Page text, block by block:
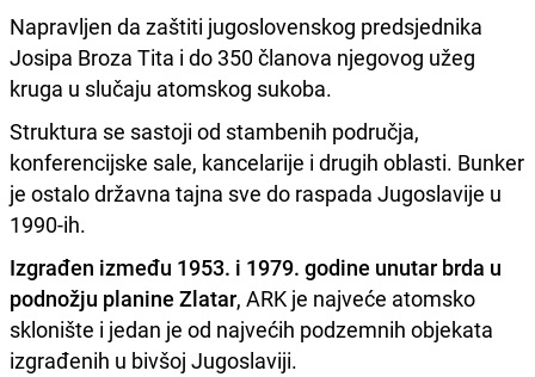
Napravljen da zaštiti jugoslovenskog predsjednika
Josipa Broza Tita i do 350 članova njegovog užeg
kruga u slučaju atomskog sukoba.
Struktura se sastoji od stambenih područja,
konferencijske sale, kancelarije i drugih oblasti. Bunker
je ostalo državna tajna sve do raspada Jugoslavije u
1990-ih.
Izgrađen između 1953. i 1979. godine unutar brda u
podnožju planine Zlatar, ARK je najveće atomsko
sklonište i jedan je od najvećih podzemnih objekata
izgrađenih u bivšoj Jugoslaviji.